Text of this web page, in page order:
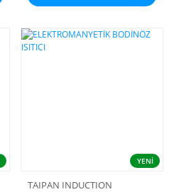
YENİ
TAIPAN INDUCTION